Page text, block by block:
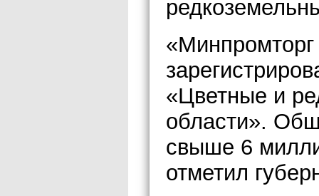
«Цветные и
области».
свыше 6
отметил